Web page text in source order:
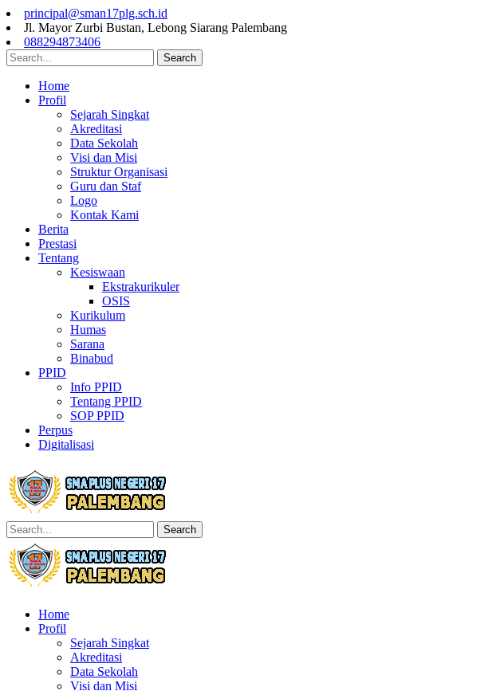
principal@sman17plg.sch.id
Jl. Mayor Zurbi Bustan, Lebong Siarang Palembang
088294873406
Search
Home
Profil
Sejarah Singkat
Akreditasi
Data Sekolah
Visi dan Misi
Struktur Organisasi
Guru dan Staf
Logo
Kontak Kami
Berita
Prestasi
Tentang
Kesiswaan
Ekstrakurikuler
OSIS
Kurikulum
Humas
Sarana
Binabud
PPID
Info PPID
Tentang PPID
SOP PPID
Perpus
Digitalisasi
Search
Home
Profil
Sejarah Singkat
Akreditasi
Data Sekolah
Visi dan Misi